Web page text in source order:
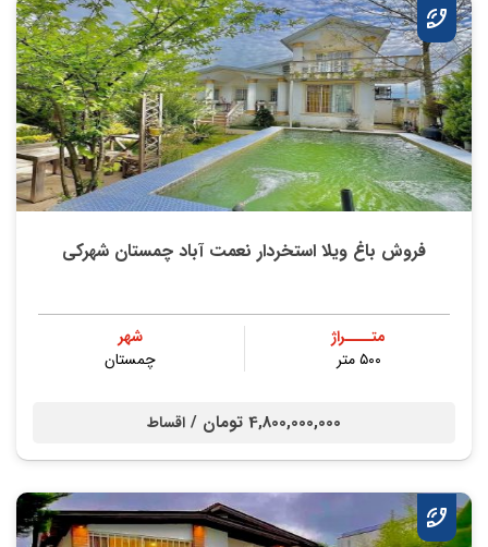
فروش باغ ویلا استخردار نعمت آباد چمستان شهرکی
متــــراژ
۵۰۰ متر
شهر
چمستان
4,800,000,000 تومان / اقساط